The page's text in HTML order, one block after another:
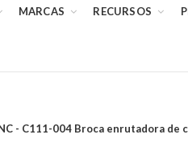
MARCAS RECURSOS
- C111-004 Broca enrutadora